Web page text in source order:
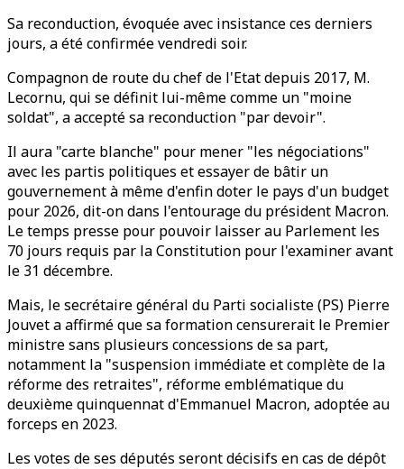
Sa reconduction, évoquée avec insistance ces derniers
jours, a été confirmée vendredi soir.
Compagnon de route du chef de l'Etat depuis 2017, M.
Lecornu, qui se définit lui-même comme un "moine
soldat", a accepté sa reconduction "par devoir".
Il aura "carte blanche" pour mener "les négociations"
avec les partis politiques et essayer de bâtir un
gouvernement à même d'enfin doter le pays d'un budget
pour 2026, dit-on dans l'entourage du président Macron.
Le temps presse pour pouvoir laisser au Parlement les
70 jours requis par la Constitution pour l'examiner avant
le 31 décembre.
Mais, le secrétaire général du Parti socialiste (PS) Pierre
Jouvet a affirmé que sa formation censurerait le Premier
ministre sans plusieurs concessions de sa part,
notamment la "suspension immédiate et complète de la
réforme des retraites", réforme emblématique du
deuxième quinquennat d'Emmanuel Macron, adoptée au
forceps en 2023.
Les votes de ses députés seront décisifs en cas de dépôt